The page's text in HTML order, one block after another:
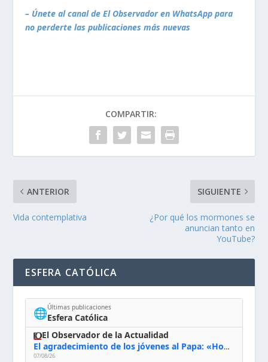
– Únete al canal de El Observador en WhatsApp para
no perderte las publicaciones más nuevas
COMPARTIR:
ANTERIOR
Vida contemplativa
SIGUIENTE
¿Por qué los mormones se
anuncian tanto en
YouTube?
ESFERA CATÓLICA
🌐Últimas publicaciones
Esfera Católica
El Observador de la Actualidad
El agradecimiento de los jóvenes al Papa: «Hoy nos sentimos Iglesia»
07/08/26